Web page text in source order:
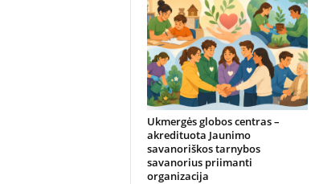
Ukmergės globos centras –
akredituota Jaunimo
savanoriškos tarnybos
savanorius priimanti
organizacija